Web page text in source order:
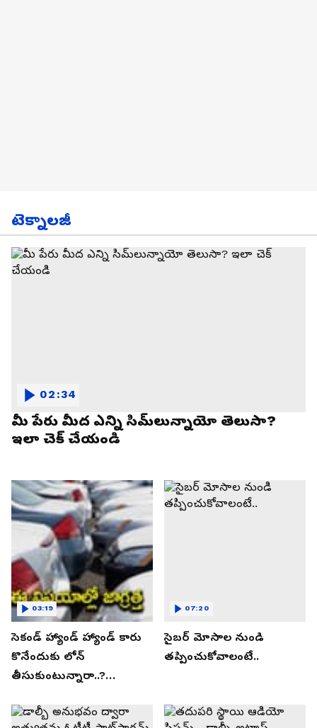
టెక్నాలజీ
మీ పేరు మీద ఎన్ని సిమ్‌లున్నాయో తెలుసా?
ఇలా చెక్ చేయండి
02:34
సెకండ్ హ్యాండ్ హ్యాండ్ కారు
కొనేందుకు లోన్
తీసుకుంటున్నారా..?
తెలుసుకోండి..!
03:19
సైబర్ మోసాల నుండి
తప్పించుకోవాలంటే..
07:20